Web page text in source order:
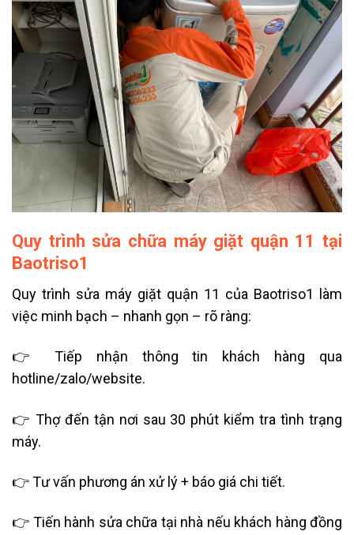
Quy trình sửa chữa máy giặt quận 11 tại
Baotriso1
Quy trình sửa máy giặt quận 11 của Baotriso1 làm
việc minh bạch – nhanh gọn – rõ ràng:
👉 Tiếp nhận thông tin khách hàng qua
hotline/zalo/website.
👉 Thợ đến tận nơi sau 30 phút kiểm tra tình trạng
máy.
👉 Tư vấn phương án xử lý + báo giá chi tiết.
👉 Tiến hành sửa chữa tại nhà nếu khách hàng đồng